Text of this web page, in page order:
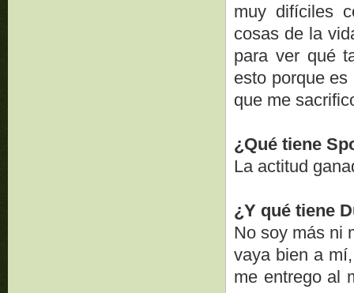
muy difíciles
cosas de la
para ver qué
esto porque
que me
¿Qué tiene
La actitud
¿Y qué tiene
No soy más ni
vaya bien a
me entrego al